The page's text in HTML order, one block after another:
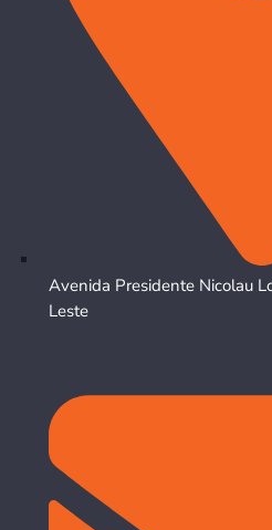
Avenida Presidente Nicolau
Leste